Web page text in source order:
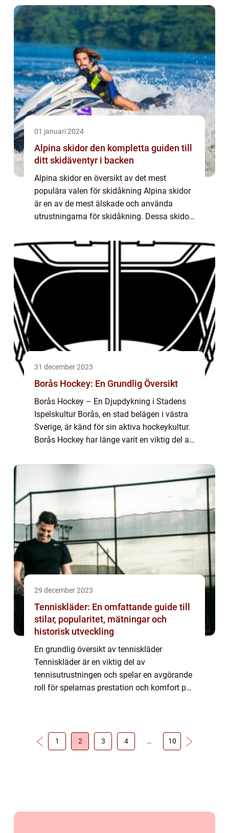
högkvalitativa skidor utan att behöva...
01 januari 2024
Alpina skidor den kompletta guiden till
ditt skidäventyr i backen
Alpina skidor en översikt av det mest
populära valen för skidåkning Alpina skidor
är en av de mest älskade och använda
utrustningarna för skidåkning. Dessa skidor,
skidåkning, ger skidåkare en kombination av
ko...
31 december 2023
Borås Hockey: En Grundlig Översikt
Borås Hockey – En Djupdykning i Stadens
Ispelskultur Borås, en stad belägen i västra
Sverige, är känd för sin aktiva hockeykultur.
Borås Hockey har länge varit en viktig del av
att forma stadens fol...
29 december 2023
Tenniskläder: En omfattande guide till
stilar, popularitet, mätningar och
historisk utveckling
En grundlig översikt av tenniskläder
Tenniskläder är en viktig del av
tennisutrustningen och spelar en avgörande
roll för spelarnas prestation och komfort på
1 2 3 4 … 10